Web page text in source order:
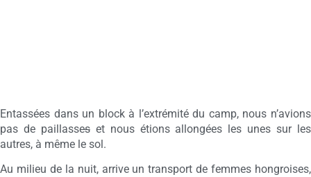
Entassées dans un block à l’extrémité du camp, nous n’avions
pas de paillasseset nous étions allongées les unes sur les
autres, à même le sol.
Au milieu de la nuit, arrive un transport de femmes hongroises,